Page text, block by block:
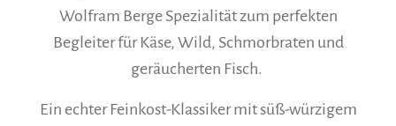
Wolfram Berge Spezialität zum perfekten
Begleiter für Käse, Wild, Schmorbraten und
geräucherten Fisch.
Ein echter Feinkost-Klassiker mit süß-würzigem